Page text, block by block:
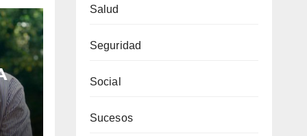
LA
Salud
Seguridad
Social
Sucesos